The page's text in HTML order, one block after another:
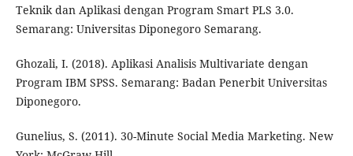
Teknik dan Aplikasi dengan Program Smart PLS 3.0.
Semarang: Universitas Diponegoro Semarang.
Ghozali, I. (2018). Aplikasi Analisis Multivariate dengan
Program IBM SPSS. Semarang: Badan Penerbit Universitas
Diponegoro.
Gunelius, S. (2011). 30-Minute Social Media Marketing. New